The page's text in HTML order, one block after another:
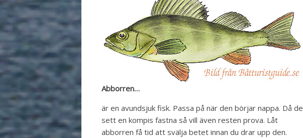
Abborren…
är en avundsjuk fisk. Passa på när den börjar nappa. Då de
sett en kompis fastna så vill även resten prova. Låt
abborren få tid att svälja betet innan du drar upp den.